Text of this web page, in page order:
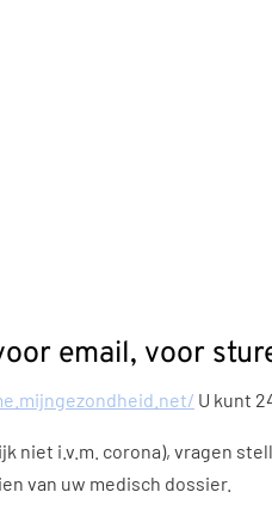
email, voor
U kunt
niet i.v.m. corona), vragen
van uw medisch dossier.